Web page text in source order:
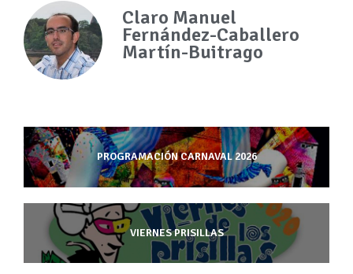
Claro Manuel
Fernández-Caballero
Martín-Buitrago
PROGRAMACIÓN CARNAVAL 2026
VIERNES PRISILLAS